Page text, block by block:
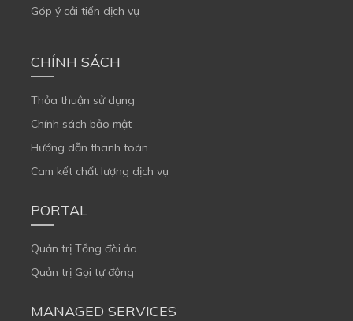
Góp ý cải tiến dịch vụ
CHÍNH SÁCH
Thỏa thuận sử dụng
Chính sách bảo mật
Hướng dẫn thanh toán
Cam kết chất lượng dịch vụ
PORTAL
Quản trị Tổng đài ảo
Quản trị Gọi tự động
MANAGED SERVICES